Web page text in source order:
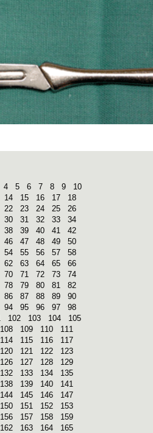
4 5 6 7 8 9
10
14 15 16 17
18
22 23 24 25
26
30 31 32 33
34
38 39 40 41
42
46 47 48 49
50
54 55 56 57
58
62 63 64 65
66
70 71 72 73
74
78 79 80 81
82
86 87 88 89
90
94 95 96 97
98
102 103 104
105
108 109 110
111
114 115 116
117
120 121 122
123
126 127 128
129
132 133 134
135
138 139 140
141
144 145 146
147
150 151 152
153
156 157 158
159
162 163 164
165